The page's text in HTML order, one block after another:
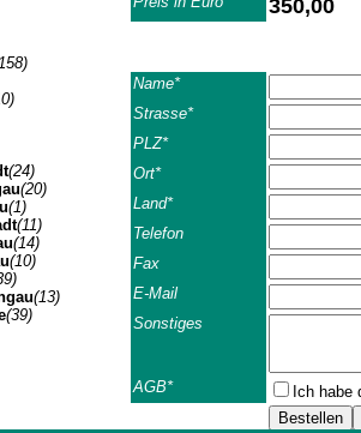
(24)
(20)
(1)
(11)
(14)
(10)
(13)
(39)
350,00
Name*
Strasse*
PLZ*
Ort*
Land*
Telefon
Fax
E-Mail
Sonstiges
AGB* Ich habe